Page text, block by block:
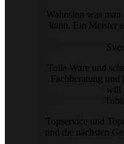
Wahnsinn was man
kann. Ein Meister
Tolle Ware und
Fachberatung
will
Topservice und
und die nächsten